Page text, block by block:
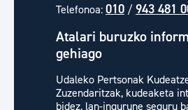
Telefonoa: 010 / 943 481
Atalari buruzko
gehiago
Udaleko Pertsonak
Zuzendaritzak, kudeaketa
bidez, lan-ingurune seguru